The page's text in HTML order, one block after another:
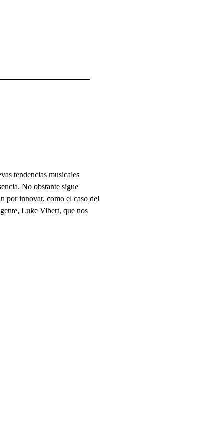
tendencias musicales
No obstante sigue
por innovar, como el caso del
Luke Vibert, que nos